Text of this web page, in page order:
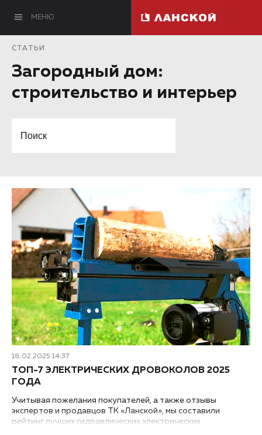
МЕНЮ
СТАТЬИ
Загородный дом:
строительство и интерьер
18.02.2025 14:37
ТОП-7 ЭЛЕКТРИЧЕСКИХ ДРОВОКОЛОВ 2025
ГОДА
Учитывая пожелания покупателей, а также отзывы
экспертов и продавцов ТК «Ланской», мы составили
рейтинг лучших гидравлических электрических